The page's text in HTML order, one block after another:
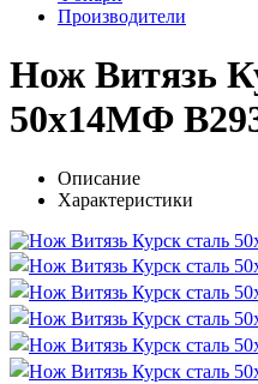
Производители
Нож Витязь
50х14МФ
Описание
Характеристики